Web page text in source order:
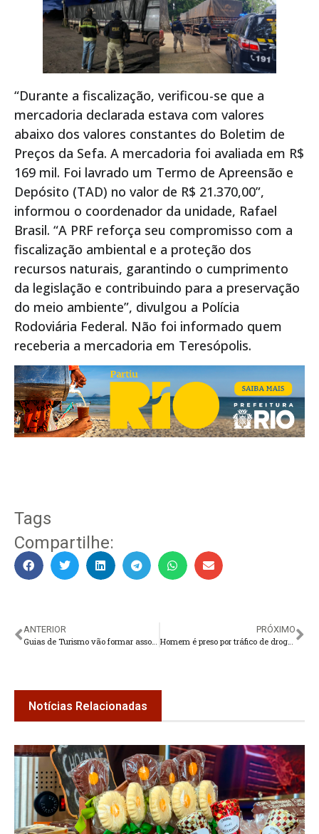
“Durante a fiscalização, verificou-se que a
mercadoria declarada estava com valores
abaixo dos valores constantes do Boletim de
Preços da Sefa. A mercadoria foi avaliada em R$
169 mil. Foi lavrado um Termo de Apreensão e
Depósito (TAD) no valor de R$ 21.370,00”,
informou o coordenador da unidade, Rafael
Brasil. “A PRF reforça seu compromisso com a
fiscalização ambiental e a proteção dos
recursos naturais, garantindo o cumprimento
da legislação e contribuindo para a preservação
do meio ambiente”, divulgou a Polícia
Rodoviária Federal. Não foi informado quem
receberia a mercadoria em Teresópolis.
Tags
Compartilhe:
ANTERIOR
Guias de Turismo vão formar associação em Teresópolis
PRÓXIMO
Homem é preso por tráfico de drogas em Nova Friburgo
Notícias Relacionadas